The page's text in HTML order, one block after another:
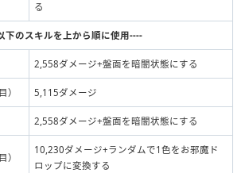
る
下のスキルを上から順に使用----
2,558ダメージ+盤面を暗闇状態にする
） 5,115ダメージ
2,558ダメージ+盤面を暗闇状態にする
）
10,230ダメージ+ランダムで1色をお邪魔ド
ロップに変換する